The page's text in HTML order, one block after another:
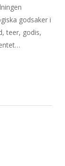
godsaker i
teer, godis,